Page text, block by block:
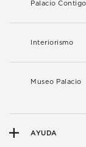
Palacio Contigo
Interiorismo
Museo Palacio
AYUDA